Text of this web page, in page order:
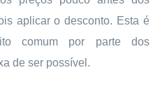
aplicar o desconto. Esta é
comum por parte dos
de ser possível.